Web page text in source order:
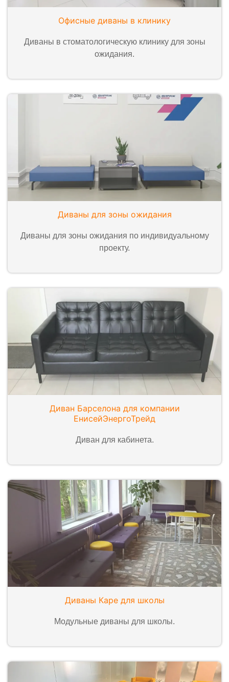
Офисные диваны в клинику
Диваны в стоматологическую клинику для зоны
ожидания.
Диваны для зоны ожидания
Диваны для зоны ожидания по индивидуальному
проекту.
Диван Барселона для компании
ЕнисейЭнергоТрейд
Диван для кабинета.
Диваны Каре для школы
Модульные диваны для школы.